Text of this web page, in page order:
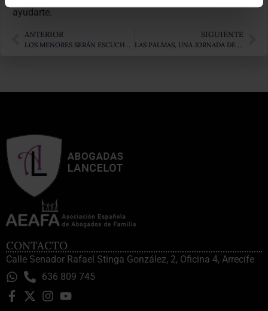
ayudarte.
ANTERIOR
LOS MENORES SERÁN ESCUCHADOS
SIGUIENTE
LAS PALMAS, UNA JORNADA DE JUICIO Y MUCHO TRABAJO
CONTACTO
Calle Senador Rafael Stinga González, 2, Oficina 4, Arrecife
636 809 745